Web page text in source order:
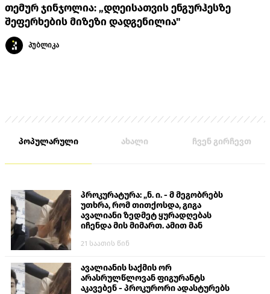
თემურ ჯინჯოლია: „დღეისათვის ენგურჰესზე
შეფერხების მიზეზი დადგენილია"
პუბლიკა
პოპულარული ახალი ჩვენ გირჩევთ
პროკურატურა: „ნ. ი. - მ მეგობრებს
უთხრა, რომ თითქოსდა, გიგა
ავალიანი ზედმეტ ყურადღებას
იჩენდა მის მიმართ. ამით მან
თავს დასხმოდა გიგა ავალიანს“
21 საათის წინ
ავალიანის საქმის ორ
არასრულწლოვან ფიგურანტს
აკავებენ - პროკურორი ადასტურებს